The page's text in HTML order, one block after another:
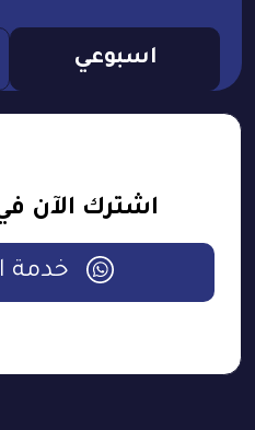
اسبوعي
اشترك الآن
خدمة